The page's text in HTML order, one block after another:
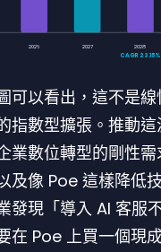
2026 2027 2028
CAGR 23.15%
可以看出，這不是
指數型擴張。推動
業數位轉型的剛性
及像 Poe 這樣降低
發現「導入 AI 客服
在 Poe 上買一個現